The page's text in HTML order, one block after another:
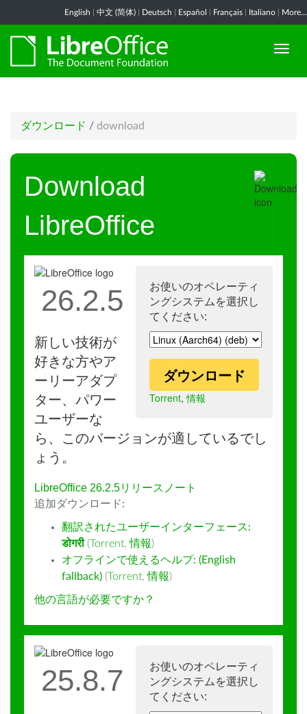
English 中文 (简体) Deutsch Español Français Italiano More...
ダウンロード / download
Download
LibreOffice
お使いのオペレーティ
ングシステムを選択し
てください:
ダウンロード
Torrent,情報
26.2.5
新しい技術が
好きな方やア
ーリーアダプ
ター、パワー
ユーザーな
ら、このバージョンが適しているでし
ょう。
LibreOffice 26.2.5リリースノート
追加ダウンロード:
翻訳されたユーザーインターフェース:
डोगरी (Torrent,情報)
オフラインで使えるヘルプ: (English
fallback) (Torrent,情報)
他の言語が必要ですか？
お使いのオペレーティ
ングシステムを選択し
てください:
25.8.7